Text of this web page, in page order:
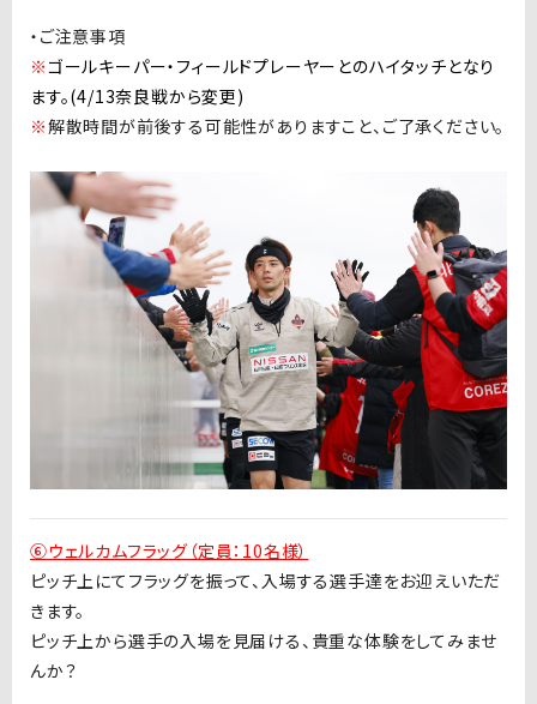
・ご注意事項
※ ゴールキーパー・フィールドプレーヤーとのハイタッチとなり
ます。(4/13奈良戦から変更)
※解散時間が前後する可能性がありますこと、ご了承ください。
⑥ウェルカムフラッグ（定員：10名様）
ピッチ上にてフラッグを振って、入場する選手達をお迎えいただ
きます。
ピッチ上から選手の入場を見届ける、貴重な体験をしてみませ
んか？